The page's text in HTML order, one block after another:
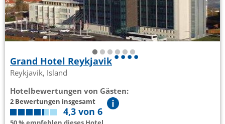
Grand Hotel Reykjavik
Reykjavik, Island
Hotelbewertungen von Gästen:
2 Bewertungen insgesamt
4,3 von 6